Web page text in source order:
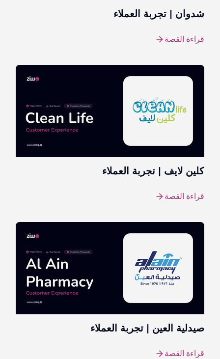
شدوان | تجربة العملاء
قراءة القصة
كلين لايف | تجربة العملاء
قراءة القصة
صيدلية العين | تجربة العملاء
قراءة القصة